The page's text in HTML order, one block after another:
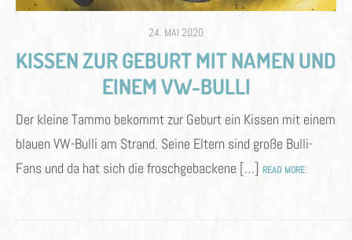
POSTED
24. MAI 2020
KISSEN ZUR GEBURT MIT NAMEN UND
EINEM VW-BULLI
Der kleine Tammo bekommt zur Geburt ein Kissen mit einem
blauen VW-Bulli am Strand. Seine Eltern sind große Bulli-
Fans und da hat sich die froschgebackene […] READ MORE